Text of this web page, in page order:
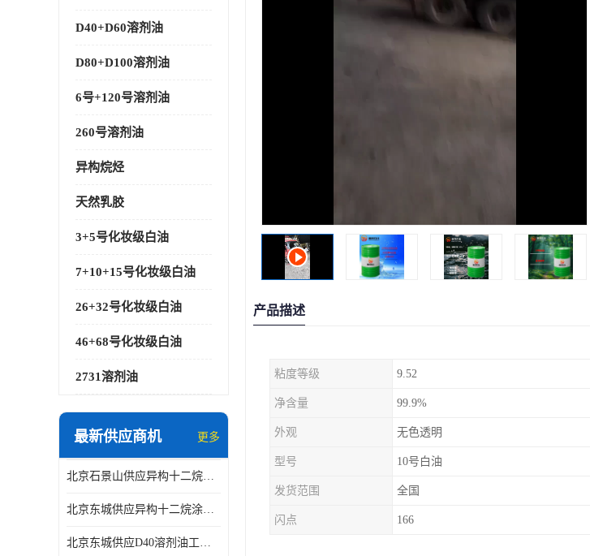
D40+D60溶剂油
D80+D100溶剂油
6号+120号溶剂油
260号溶剂油
异构烷烃
天然乳胶
3+5号化妆级白油
7+10+15号化妆级白油
26+32号化妆级白油
46+68号化妆级白油
2731溶剂油
最新供应商机 更多
北京石景山供应异构十二烷香精助剂
北京东城供应异构十二烷涂料胶粘油墨稀释剂
北京东城供应D40溶剂油工业金属清洗
产品描述
粘度等级 9.52
净含量 99.9%
外观 无色透明
型号 10号白油
发货范围 全国
闪点 166